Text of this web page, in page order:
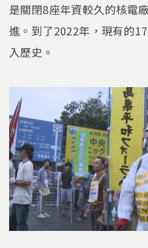
是關閉8座年資較久的核電
進。到了2022年，現有的
入歷史。